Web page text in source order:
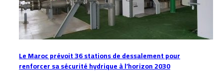
Le Maroc prévoit 36 stations de dessalement pour
renforcer sa sécurité hydrique à l’horizon 2030